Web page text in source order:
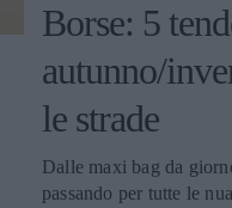
Borse: 5
autunno/
le strade
Dalle maxi bag da
passando per tutte le